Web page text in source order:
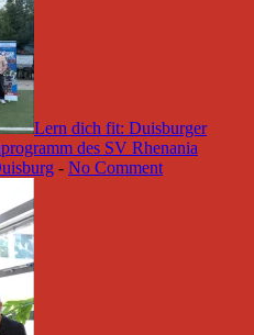
Lern dich fit: Duisburger
des SV Rhenania
- No Comment